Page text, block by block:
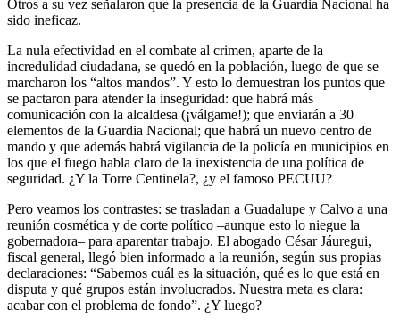
Otros a su vez señalaron que la presencia de la Guardia Nacional ha
sido ineficaz.
La nula efectividad en el combate al crimen, aparte de la
incredulidad ciudadana, se quedó en la población, luego de que se
marcharon los “altos mandos”. Y esto lo demuestran los puntos que
se pactaron para atender la inseguridad: que habrá más
comunicación con la alcaldesa (¡válgame!); que enviarán a 30
elementos de la Guardia Nacional; que habrá un nuevo centro de
mando y que además habrá vigilancia de la policía en municipios en
los que el fuego habla claro de la inexistencia de una política de
seguridad. ¿Y la Torre Centinela?, ¿y el famoso PECUU?
Pero veamos los contrastes: se trasladan a Guadalupe y Calvo a una
reunión cosmética y de corte político –aunque esto lo niegue la
gobernadora– para aparentar trabajo. El abogado César Jáuregui,
fiscal general, llegó bien informado a la reunión, según sus propias
declaraciones: “Sabemos cuál es la situación, qué es lo que está en
disputa y qué grupos están involucrados. Nuestra meta es clara:
acabar con el problema de fondo”. ¿Y luego?